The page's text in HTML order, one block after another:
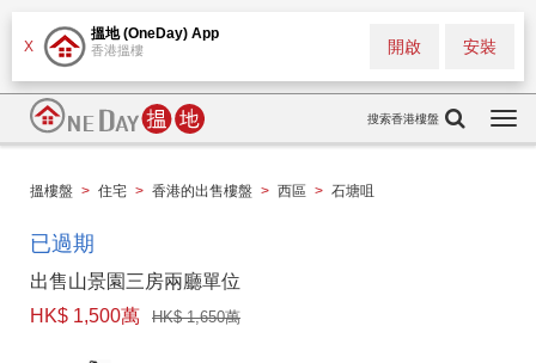
X
搵地 (OneDay) App
香港搵樓 安裝
開啟
搜索香港樓盤
搵樓盤 > 住宅 > 香港的出售樓盤 > 西區 > 石塘咀
已過期
出售山景園三房兩廳單位
HK$ 1,500萬
HK$ 1,650萬